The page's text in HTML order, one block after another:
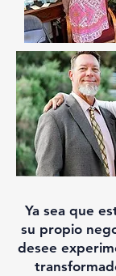
Ya sea que
su propio
desee